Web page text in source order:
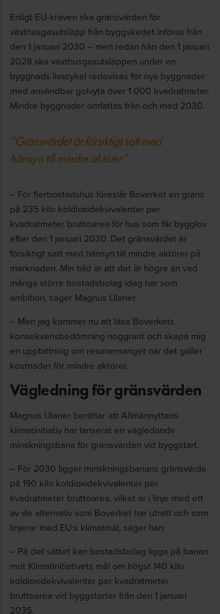
Enligt EU-kraven ska gränsvärden för
växthusgasutsläpp från byggskedet införas från
den 1 januari 2030 – men redan från den 1 januari
2028 ska växthusgasutsläppen under en
byggnads livscykel redovisas för nya byggnader
med användbar golvyta över 1 000 kvadratmeter.
Mindre byggnader omfattas från och med 2030.
”Gränsvärdet är försiktigt satt med
hänsyn till mindre aktörer”
– För flerbostadshus föreslår Boverket en gräns
på 235 kilo koldioxidekvivalenter per
kvadratmeter bruttoarea för hus som får bygglov
efter den 1 januari 2030. Det gränsvärdet är
försiktigt satt med hänsyn till mindre aktörer på
marknaden. Min bild är att det är högre än vad
många större bostadsbolag idag har som
ambition, säger Magnus Ulaner.
– Men jag kommer nu att läsa Boverkets
konsekvensbedömning noggrant och skapa mig
en uppfattning om resonemanget när det gäller
kostnader för mindre aktörer.
Vägledning för gränsvärden
Magnus Ulaner berättar att Allmännyttans
klimatinitiativ har lanserat en vägledande
minskningsbana för gränsvärden vid byggstart.
– För 2030 ligger minskningsbanans gränsvärde
på 190 kilo koldioxidekvivalenter per
kvadratmeter bruttoarea, vilket är i linje med ett
av de alternativ som Boverket har utrett och som
linjerar med EU:s klimatmål, säger han.
– På det sättet kan bostadsbolag ligga på banan
mot Klimatinitiativets mål om högst 140 kilo
koldioxidekvivalenter per kvadratmeter
bruttoarea vid byggstarter från den 1 januari
2035.